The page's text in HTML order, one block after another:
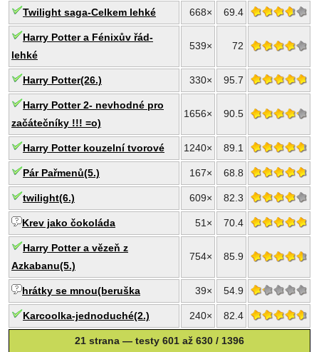
Twilight saga-Celkem lehké 668× 69.4
Harry Potter a Fénixův řád-
lehké
539× 72
Harry Potter(26.) 330× 95.7
Harry Potter 2- nevhodné pro
začátečníky !!! =o)
1656× 90.5
Harry Potter kouzelní tvorové 1240× 89.1
Pár Pařmenů(5.) 167× 68.8
twilight(6.) 609× 82.3
Krev jako čokoláda 51× 70.4
Harry Potter a vězeň z
Azkabanu(5.)
754× 85.9
hrátky se mnou(beruška 39× 54.9
Karcoolka-jednoduché(2.) 240× 82.4
21 strana — testy 601 až 630 / 1396